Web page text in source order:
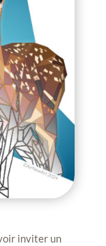
inviter un